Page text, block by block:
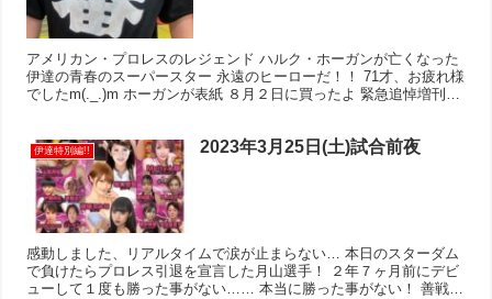
アメリカン・プロレスのレジェンド ハルク・ホーガンが亡くなった
伊達の青春のスーパースター 永遠のヒーローだ！！ 71才、お疲れ様
でしたm(._.)m ホーガンが表紙 ８月２日に買ったよ 緊急追悼増刊号
伊達特別編!! 2023年3月25日(土)試合前夜
感動しました、リアルタイムで涙が止まらない… 本日のスターダム
で負けたらプロレス引退を宣言した月山選手！ ２年７ヶ月前にデビ
ューして１度も勝った事がない…… 本当に勝った事がない！ 善戦し